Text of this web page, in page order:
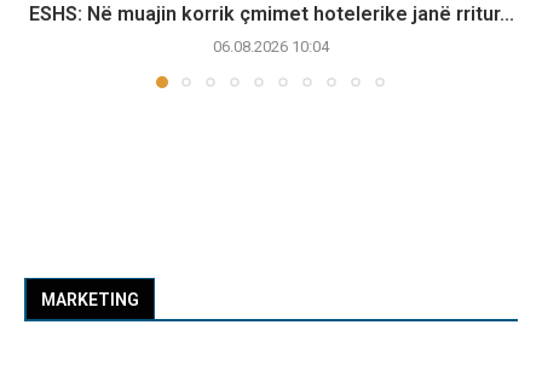
ESHS: Në muajin korrik çmimet hotelerike janë rritur...
06.08.2026 10:04
MARKETING